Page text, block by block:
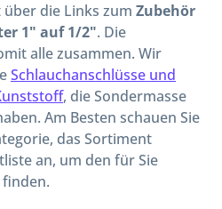
die Links zum Zubehör
1" auf 1/2". Die
alle zusammen. Wir
Schlauchanschlüsse und
, die Sondermasse
Am Besten schauen Sie
das Sortiment
an, um den für Sie